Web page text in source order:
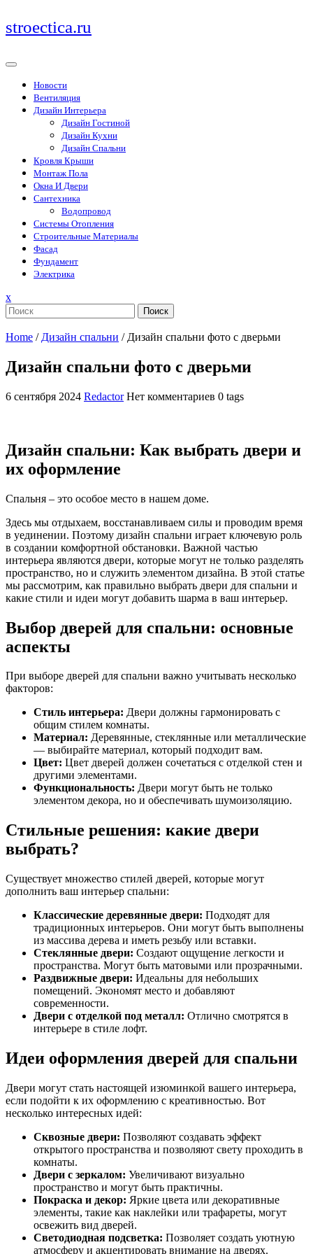
Перейти
к
stroectica.ru
Новости
Вентиляция
Дизайн Интерьера
Дизайн Гостиной
Дизайн Кухни
Дизайн Спальни
Кровля Крыши
Монтаж Пола
Окна И Двери
Сантехника
Водопровод
Системы Отопления
Строительные Материалы
Фасад
Фундамент
Электрика
xЗакрыть
меню
Поиск
Home / Дизайн спальни / Дизайн спальни фото с дверьми
Дизайн спальни фото с дверьми
6 сентября 2024 Redactor Нет комментариев 0 tags
Дизайн спальни: Как выбрать двери и
их оформление
Спальня – это особое место в нашем доме.
Здесь мы отдыхаем, восстанавливаем силы и проводим время
в уединении. Поэтому дизайн спальни играет ключевую роль
в создании комфортной обстановки. Важной частью
интерьера являются двери, которые могут не только разделять
пространство, но и служить элементом дизайна. В этой статье
мы рассмотрим, как правильно выбрать двери для спальни и
какие стили и идеи могут добавить шарма в ваш интерьер.
Выбор дверей для спальни: основные
аспекты
При выборе дверей для спальни важно учитывать несколько
факторов:
Стиль интерьера: Двери должны гармонировать с
общим стилем комнаты.
Материал: Деревянные, стеклянные или металлические
— выбирайте материал, который подходит вам.
Цвет: Цвет дверей должен сочетаться с отделкой стен и
другими элементами.
Функциональность: Двери могут быть не только
элементом декора, но и обеспечивать шумоизоляцию.
Стильные решения: какие двери
выбрать?
Существует множество стилей дверей, которые могут
дополнить ваш интерьер спальни:
Классические деревянные двери: Подходят для
традиционных интерьеров. Они могут быть выполнены
из массива дерева и иметь резьбу или вставки.
Стеклянные двери: Создают ощущение легкости и
пространства. Могут быть матовыми или прозрачными.
Раздвижные двери: Идеальны для небольших
помещений. Экономят место и добавляют
современности.
Двери с отделкой под металл: Отлично смотрятся в
интерьере в стиле лофт.
Идеи оформления дверей для спальни
Двери могут стать настоящей изюминкой вашего интерьера,
если подойти к их оформлению с креативностью. Вот
несколько интересных идей:
Сквозные двери: Позволяют создавать эффект
открытого пространства и позволяют свету проходить в
комнаты.
Двери с зеркалом: Увеличивают визуально
пространство и могут быть практичны.
Покраска и декор: Яркие цвета или декоративные
элементы, такие как наклейки или трафареты, могут
освежить вид дверей.
Светодиодная подсветка: Позволяет создать уютную
атмосферу и акцентировать внимание на дверях.